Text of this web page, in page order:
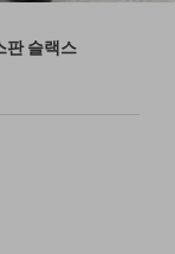
판 슬랙스